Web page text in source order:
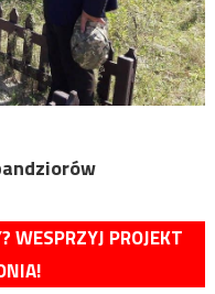
WESPRZYJ PROJEKT